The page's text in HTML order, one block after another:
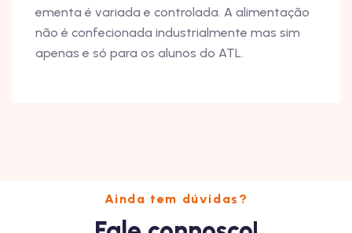
ementa é variada e controlada. A alimentação
não é confecionada industrialmente mas sim
apenas e só para os alunos do ATL.
Ainda tem dúvidas?